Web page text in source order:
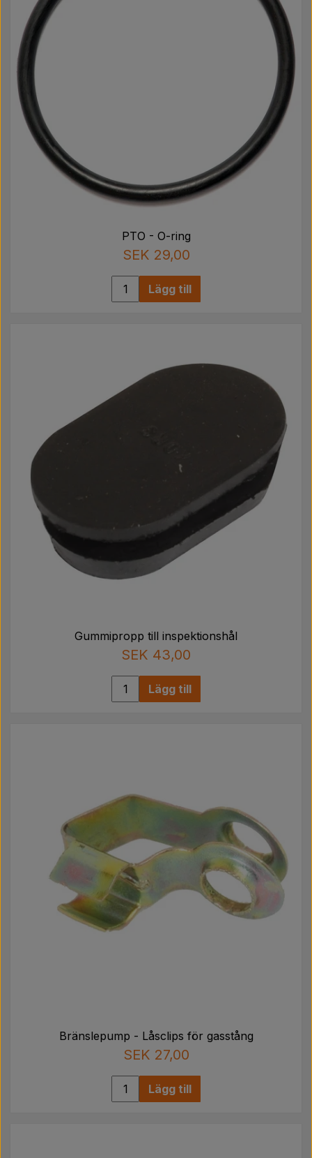
PTO - O-ring
SEK 29,00
Lägg till
Gummipropp till inspektionshål
SEK 43,00
Lägg till
Bränslepump - Låsclips för gasstång
SEK 27,00
Lägg till